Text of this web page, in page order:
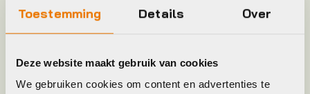
Toestemming Details Over
Deze website maakt gebruik van cookies
We gebruiken cookies om content en advertenties te
Merk
Jaar